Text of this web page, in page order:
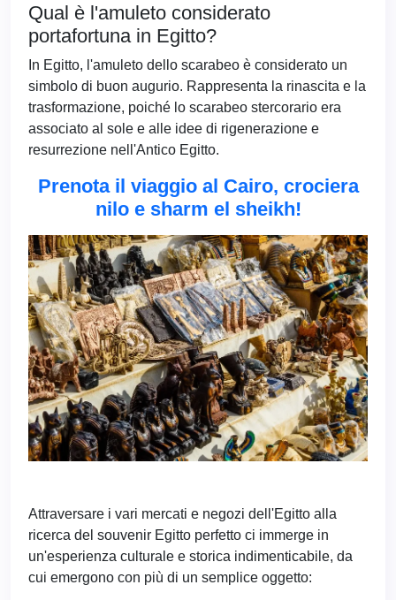
Qual è l'amuleto considerato
portafortuna in Egitto?
In Egitto, l'amuleto dello scarabeo è considerato un
simbolo di buon augurio. Rappresenta la rinascita e la
trasformazione, poiché lo scarabeo stercorario era
associato al sole e alle idee di rigenerazione e
resurrezione nell'Antico Egitto.
Prenota il viaggio al Cairo, crociera
nilo e sharm el sheikh!
Attraversare i vari mercati e negozi dell'Egitto alla
ricerca del souvenir Egitto perfetto ci immerge in
un'esperienza culturale e storica indimenticabile, da
cui emergono con più di un semplice oggetto: